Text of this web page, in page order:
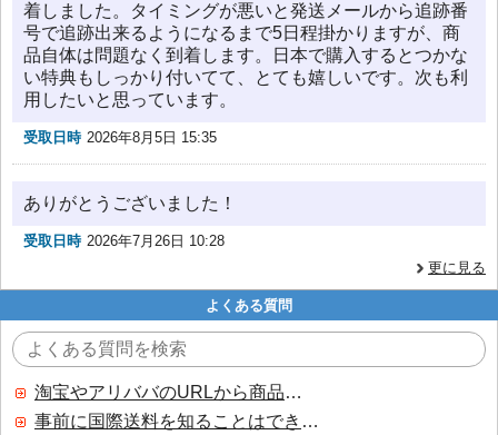
着しました。タイミングが悪いと発送メールから追跡番
号で追跡出来るようになるまで5日程掛かりますが、商
品自体は問題なく到着します。日本で購入するとつかな
い特典もしっかり付いてて、とても嬉しいです。次も利
用したいと思っています。
受取日時 2026年8月5日 15:35
ありがとうございました！
受取日時 2026年7月26日 10:28
更に見る
よくある質問
淘宝やアリババのURLから商品を探すことはできますか？
事前に国際送料を知ることはできますか？